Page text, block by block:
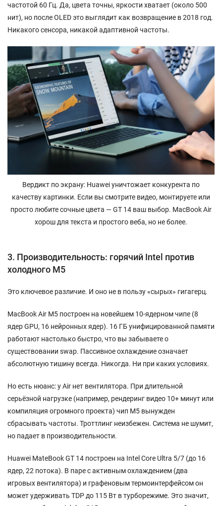
частотой 60 Гц. Да, цвета точны, яркости хватает (около 500
нит), но после OLED это выглядит как возвращение в 2018 год.
Никакого сенсора, никакой адаптивной частоты.
Вердикт по экрану: Huawei уничтожает конкурента по
качеству картинки. Если вы смотрите видео, монтируете или
просто любите сочные цвета — GT 14 ваш выбор. MacBook Air
хорош для текста и простого веба, но не более.
3. Производительность: горячий Intel против
холодного M5
Это ключевое различие. И оно не в пользу «сырых» гигагерц.
MacBook Air M5 построен на новейшем 10-ядерном чипе (8
ядер GPU, 16 нейронных ядер). 16 ГБ унифицированной памяти
работают настолько быстро, что вы забываете о
существовании swap. Пассивное охлаждение означает
абсолютную тишину всегда. Никогда. Ни при каких условиях.
Но есть нюанс: у Air нет вентилятора. При длительной
серьёзной нагрузке (например, рендеринг видео 10+ минут или
компиляция огромного проекта) чип M5 вынужден
сбрасывать частоты. Троттлинг неизбежен. Система не шумит,
но падает в производительности.
Huawei MateBook GT 14 построен на Intel Core Ultra 5/7 (до 16
ядер, 22 потока). В паре с активным охлаждением (два
игровых вентилятора) и графеновым термоинтерфейсом он
может удерживать TDP до 115 Вт в турборежиме. Это значит,